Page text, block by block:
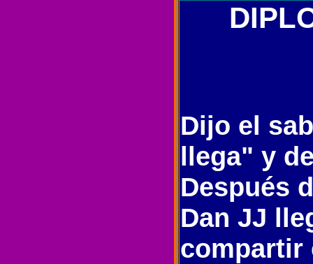
Dijo el
llega" y
Después
Dan JJ
compartir